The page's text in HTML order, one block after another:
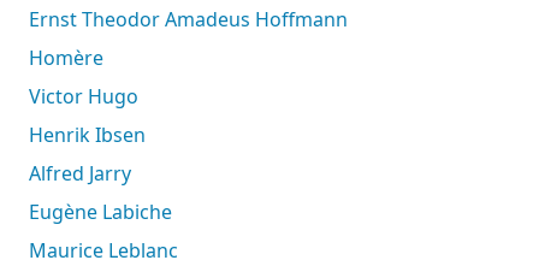
Ernst Theodor Amadeus Hoffmann
Homère
Victor Hugo
Henrik Ibsen
Alfred Jarry
Eugène Labiche
Maurice Leblanc